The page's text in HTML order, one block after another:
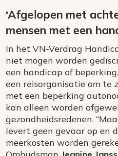
‘Afgelopen met
mensen met een
In het VN-Verdrag
niet mogen worden
een handicap of
een reisorganisatie om te
met een beperking
kan alleen worden
gezondheidsredenen.
levert geen gevaar op en
meerkosten worden